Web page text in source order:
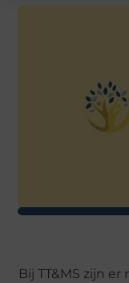
Bij TT&MS zijn